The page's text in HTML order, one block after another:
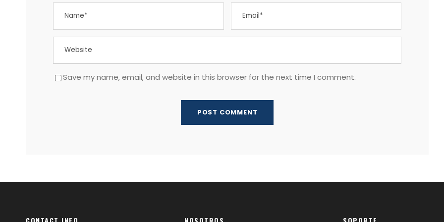
Save my name, email, and website in this browser for the next time I comment.